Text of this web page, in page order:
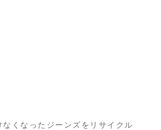
くなったジーンズをリサイクル